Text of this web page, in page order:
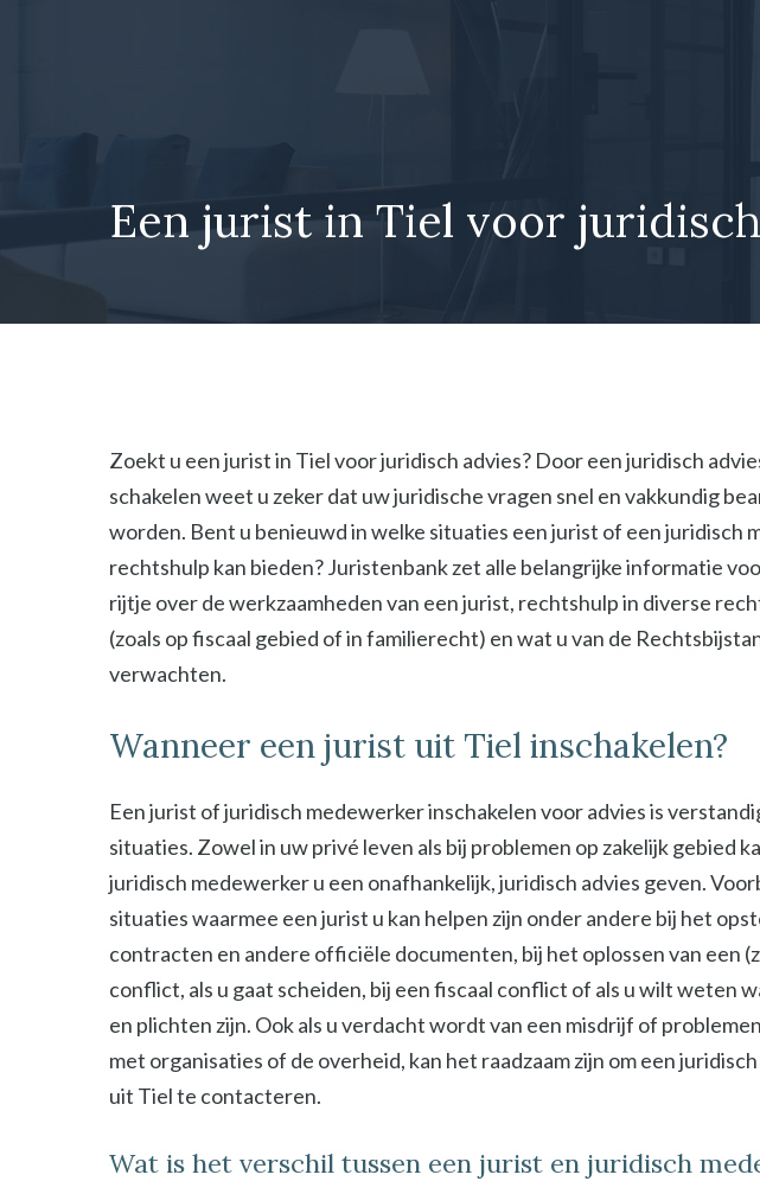
Een jurist in Tiel voor
Zoekt u een jurist in Tiel voor juridisch advies? Door een juridisch
schakelen weet u zeker dat uw juridische vragen snel en vakkundig
worden. Bent u benieuwd in welke situaties een jurist of een juridisch
rechtshulp kan bieden? Juristenbank zet alle belangrijke informatie
rijtje over de werkzaamheden van een jurist, rechtshulp in diverse
(zoals op fiscaal gebied of in familierecht) en wat u van de
verwachten.
Wanneer een jurist uit Tiel inschakelen?
Een jurist of juridisch medewerker inschakelen voor advies is
situaties. Zowel in uw privé leven als bij problemen op zakelijk gebied
juridisch medewerker u een onafhankelijk, juridisch advies geven.
situaties waarmee een jurist u kan helpen zijn onder andere bij het
contracten en andere officiële documenten, bij het oplossen van een
conflict, als u gaat scheiden, bij een fiscaal conflict of als u wilt weten
en plichten zijn. Ook als u verdacht wordt van een misdrijf of
met organisaties of de overheid, kan het raadzaam zijn om een
uit Tiel te contacteren.
Wat is het verschil tussen een jurist en juridisch